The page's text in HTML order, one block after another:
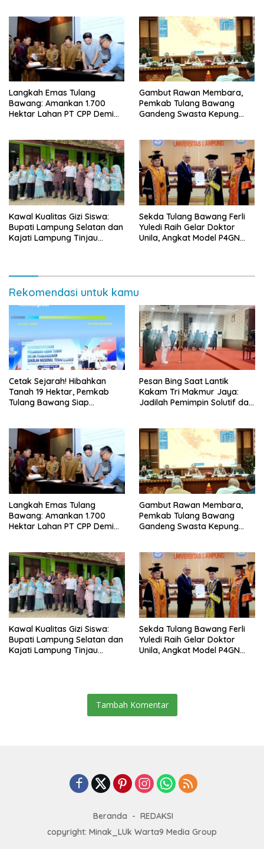
Lampung
Langkah Emas Tulang
Bawang: Amankan 1.700
Hektar Lahan PT CPP Demi
Gambut Rawan Membara,
Pemkab Tulang Bawang
Gandeng Swasta Kepung
Kawal Kualitas Gizi Siswa:
Bupati Lampung Selatan dan
Kajati Lampung Tinjau
Sekda Tulang Bawang Ferli
Yuledi Raih Gelar Doktor
Unila, Angkat Model P4GN
Rekomendasi untuk kamu
Cetak Sejarah! Hibahkan
Tanah 19 Hektar, Pemkab
Tulang Bawang Siap
Lampung
Pesan Bing Saat Lantik
Kakam Tri Makmur Jaya:
Jadilah Pemimpin Solutif dan
Langkah Emas Tulang
Bawang: Amankan 1.700
Hektar Lahan PT CPP Demi
Gambut Rawan Membara,
Pemkab Tulang Bawang
Gandeng Swasta Kepung
Kawal Kualitas Gizi Siswa:
Bupati Lampung Selatan dan
Kajati Lampung Tinjau
Sekda Tulang Bawang Ferli
Yuledi Raih Gelar Doktor
Unila, Angkat Model P4GN
Tambah Komentar
Beranda
REDAKSI
copyright: Minak_LUk Warta9 Media Group